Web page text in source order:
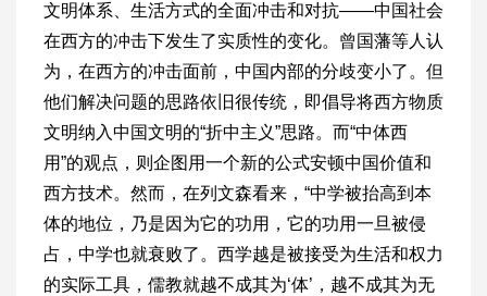
文明体系、生活方式的全面冲击和对抗——中国社会
在西方的冲击下发生了实质性的变化。曾国藩等人认
为，在西方的冲击面前，中国内部的分歧变小了。但
他们解决问题的思路依旧很传统，即倡导将西方物质
文明纳入中国文明的“折中主义”思路。而“中体西
用”的观点，则企图用一个新的公式安顿中国价值和
西方技术。然而，在列文森看来，“中学被抬高到本
体的地位，乃是因为它的功用，它的功用一旦被侵
占，中学也就衰败了。西学越是被接受为生活和权力
的实际工具，儒教就越不成其为‘体’，越不成其为无